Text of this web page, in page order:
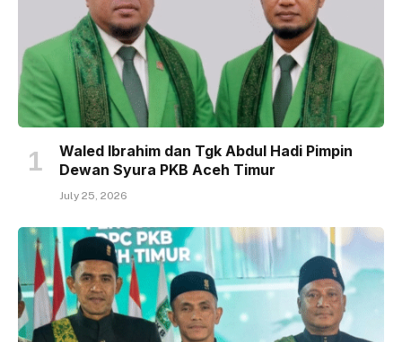
Waled Ibrahim dan Tgk Abdul Hadi Pimpin
Dewan Syura PKB Aceh Timur
July 25, 2026